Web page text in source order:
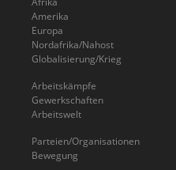
Amerika
Europa
Nordafrika/Nahost
Globalisierung/Krieg
Arbeitskämpfe
Gewerkschaften
Arbeitswelt
Parteien/Organisationen
Bewegung